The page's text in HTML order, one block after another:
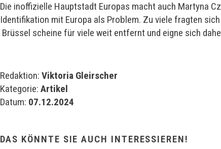
Die inoffizielle Hauptstadt Europas macht auch Martyna
Identifikation mit Europa als Problem. Zu viele fragten
Brüssel scheine für viele weit entfernt und eigne sich
Redaktion: Viktoria Gleirscher
Kategorie: Artikel
Datum: 07.12.2024
DAS KÖNNTE SIE AUCH INTERESSIEREN!